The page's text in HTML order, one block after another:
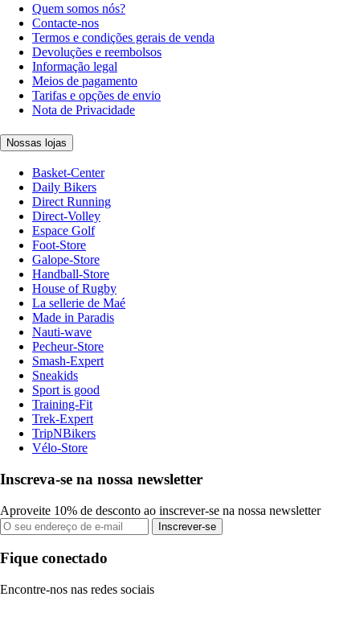
Quem somos nós?
Contacte-nos
Termos e condições gerais de venda
Devoluções e reembolsos
Informação legal
Meios de pagamento
Tarifas e opções de envio
Nota de Privacidade
Nossas lojas
Basket-Center
Daily Bikers
Direct Running
Direct-Volley
Espace Golf
Foot-Store
Galope-Store
Handball-Store
House of Rugby
La sellerie de Maé
Made in Paradis
Nauti-wave
Pecheur-Store
Smash-Expert
Sneakids
Sport is good
Training-Fit
Trek-Expert
TripNBikers
Vélo-Store
Inscreva-se na nossa newsletter
Aproveite 10% de desconto ao inscrever-se na nossa newsletter
Inscrever-se
Fique conectado
Encontre-nos nas redes sociais